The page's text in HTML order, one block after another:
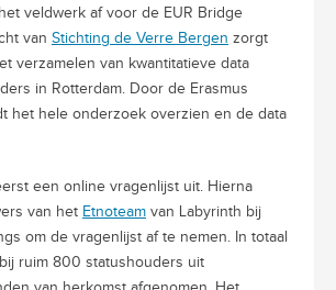
veldwerk af voor de EUR Bridge
van Stichting de Verre Bergen zorgt
verzamelen van kwantitatieve data
in Rotterdam. Door de Erasmus
het hele onderzoek overzien en de data
een online vragenlijst uit. Hierna
van het Etnoteam van Labyrinth bij
om de vragenlijst af te nemen. In totaal
ruim 800 statushouders uit